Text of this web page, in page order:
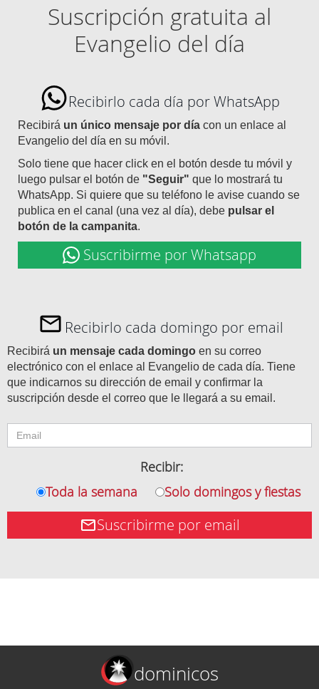
Suscripción gratuita al
Evangelio del día
Recibirlo cada día por WhatsApp
Recibirá un único mensaje por día con un enlace al
Evangelio del día en su móvil.
Solo tiene que hacer click en el botón desde tu móvil y
luego pulsar el botón de "Seguir" que lo mostrará tu
WhatsApp. Si quiere que su teléfono le avise cuando se
publica en el canal (una vez al día), debe pulsar el
botón de la campanita.
Suscribirme por Whatsapp
Recibirlo cada domingo por email
Recibirá un mensaje cada domingo en su correo
electrónico con el enlace al Evangelio de cada día. Tiene
que indicarnos su dirección de email y confirmar la
suscripción desde el correo que le llegará a su email.
Recibir:
Toda la semana
Solo domingos y fiestas
Suscribirme por email
dominicos